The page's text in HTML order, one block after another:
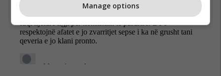
Manage options